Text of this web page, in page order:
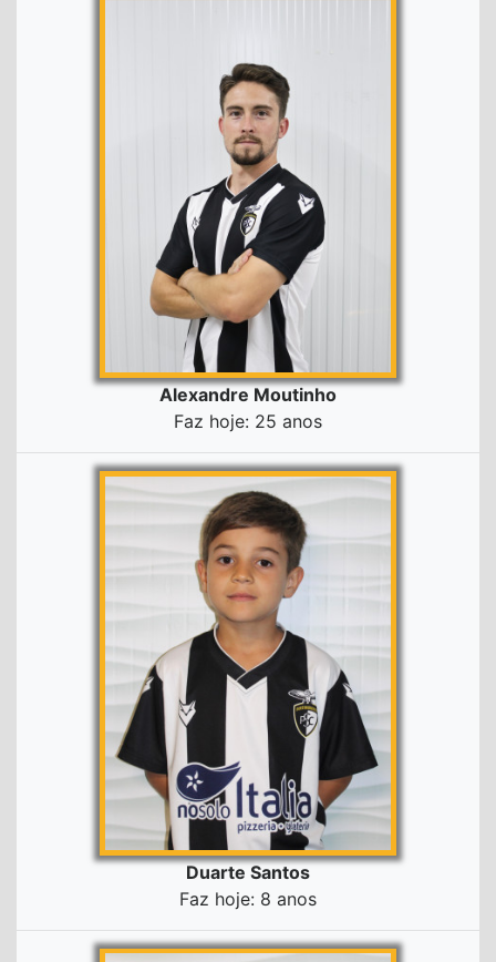
Alexandre Moutinho
Faz hoje: 25 anos
Duarte Santos
Faz hoje: 8 anos